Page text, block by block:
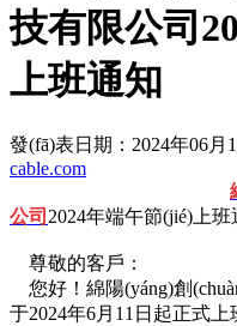
技有限公司
上班通知
發(fā)表日期：2024年06月
cable.com
公司 2024年端午節(jié)上班
尊敬的客戶：
您好！綿陽(yáng)創
于2024年6月11日起正式上班